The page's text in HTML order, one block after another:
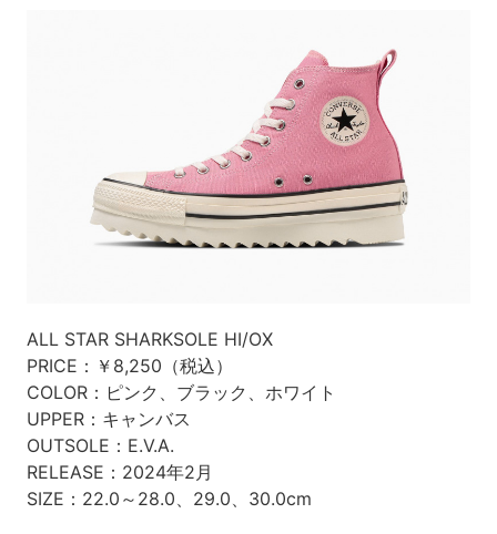
ALL STAR SHARKSOLE HI/OX
PRICE：￥8,250（税込）
COLOR：ピンク、ブラック、ホワイト
UPPER：キャンバス
OUTSOLE：E.V.A.
RELEASE：2024年2月
SIZE：22.0～28.0、29.0、30.0cm